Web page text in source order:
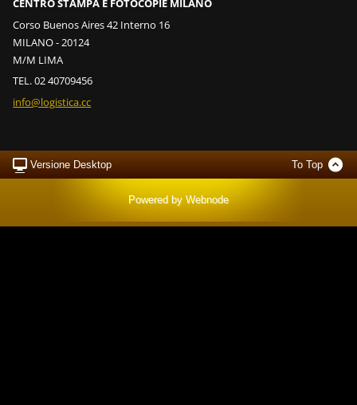
CENTRO STAMPA E FOTOCOPIE MILANO
Corso Buenos Aires 42 Interno 16
MILANO - 20124
M/M LIMA
TEL. 02 40709456
info@logistica.cc
Versione Desktop To Top
Powered by Webnode